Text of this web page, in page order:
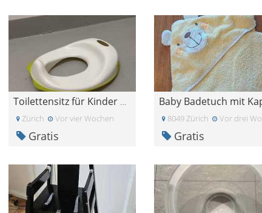
Toilettensitz für Kinder Tossig Ikea
Zürich Vor vier Wochen
Gratis
8049 Zürich Vor drei
Gratis